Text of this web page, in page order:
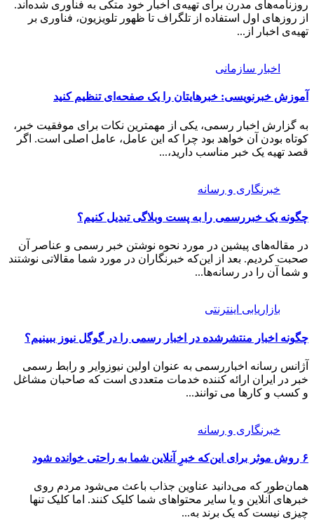
روزنامه‌های مدرن برای تهیه‌ی اخبار خود متکی به فناوری شده‌اند.
از روزهای اول استفاده از تلگراف تا ظهور تلویزیون، فناوری بر
تهیه‌ی اخبار از...
اخبار سازمانی
آموزش خبرنویسی: خبرهایتان را یک صفحه‌ای تنظیم کنید
به گزارش اخبار رسمی، یکی از مهمترین نکات برای موفقیت خبر،
کوتاه بودن آن خواهد بود چرا که این عامل، عامل اصلی است. اگر
قصد تهیه یک خبر مناسب دارید،...
خبرنگاری و رسانه
چگونه یک خبررسمی را به پست وبلاگی تبدیل کنیم؟
در مقاله‌های پیشین در مورد نحوه نوشتن خبر رسمی و عناصر آن
صحبت کردیم. بعد از این‌که خبرنگاران در مورد شما مقالاتی نوشتند
و شما آن را در رسانه‌ها...
بازاریابی اینترنتی
چگونه اخبار منتشرشده در اخبار رسمی را در گوگل نیوز ببینیم؟
آژانس رسانه اخباررسمی به عنوان اولین نیوزوایر و رابط رسمی
خبر در ایران ارائه کننده خدمات متعددی است که صاحبان مشاغل
و کسب و کارها می توانند...
خبرنگاری و رسانه
۶ روش موثر برای این‌که خبرِ آنلاین شما به راحتی خوانده شود
همان‌طور که می‌دانید عناوین جذاب باعث می‌شود مردم روی
خبرهای آنلاین و یا سایر محتواهای شما کلیک کنند. اما کلیک تنها
چیزی نیست که یک برند به...